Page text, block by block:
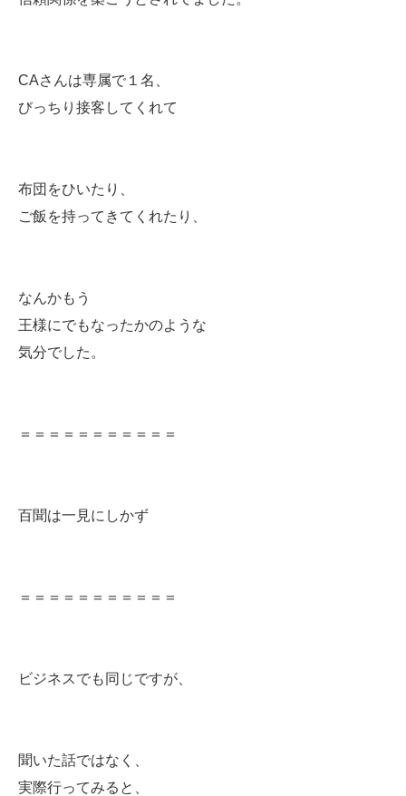
CAさんは専属で１名、
びっちり接客してくれて
布団をひいたり、
ご飯を持ってきてくれたり、
なんかもう
王様にでもなったかのような
気分でした。
＝＝＝＝＝＝＝＝＝＝＝
百聞は一見にしかず
＝＝＝＝＝＝＝＝＝＝＝
ビジネスでも同じですが、
聞いた話ではなく、
実際行ってみると、